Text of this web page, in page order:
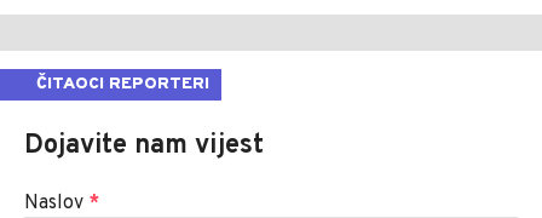
ČITAOCI REPORTERI
Dojavite nam vijest
Naslov *